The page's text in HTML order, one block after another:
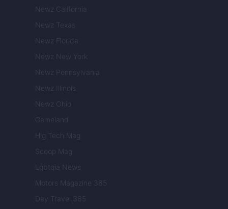
Newz California
Newz Texas
Newz Florida
Newz New York
Newz Pennsylvania
Newz Illinois
Newz Ohio
Gameland
Hig Tech Mag
Scoop Mag
Lgbtqia News
Motors Magazine 365
Day Travel 365